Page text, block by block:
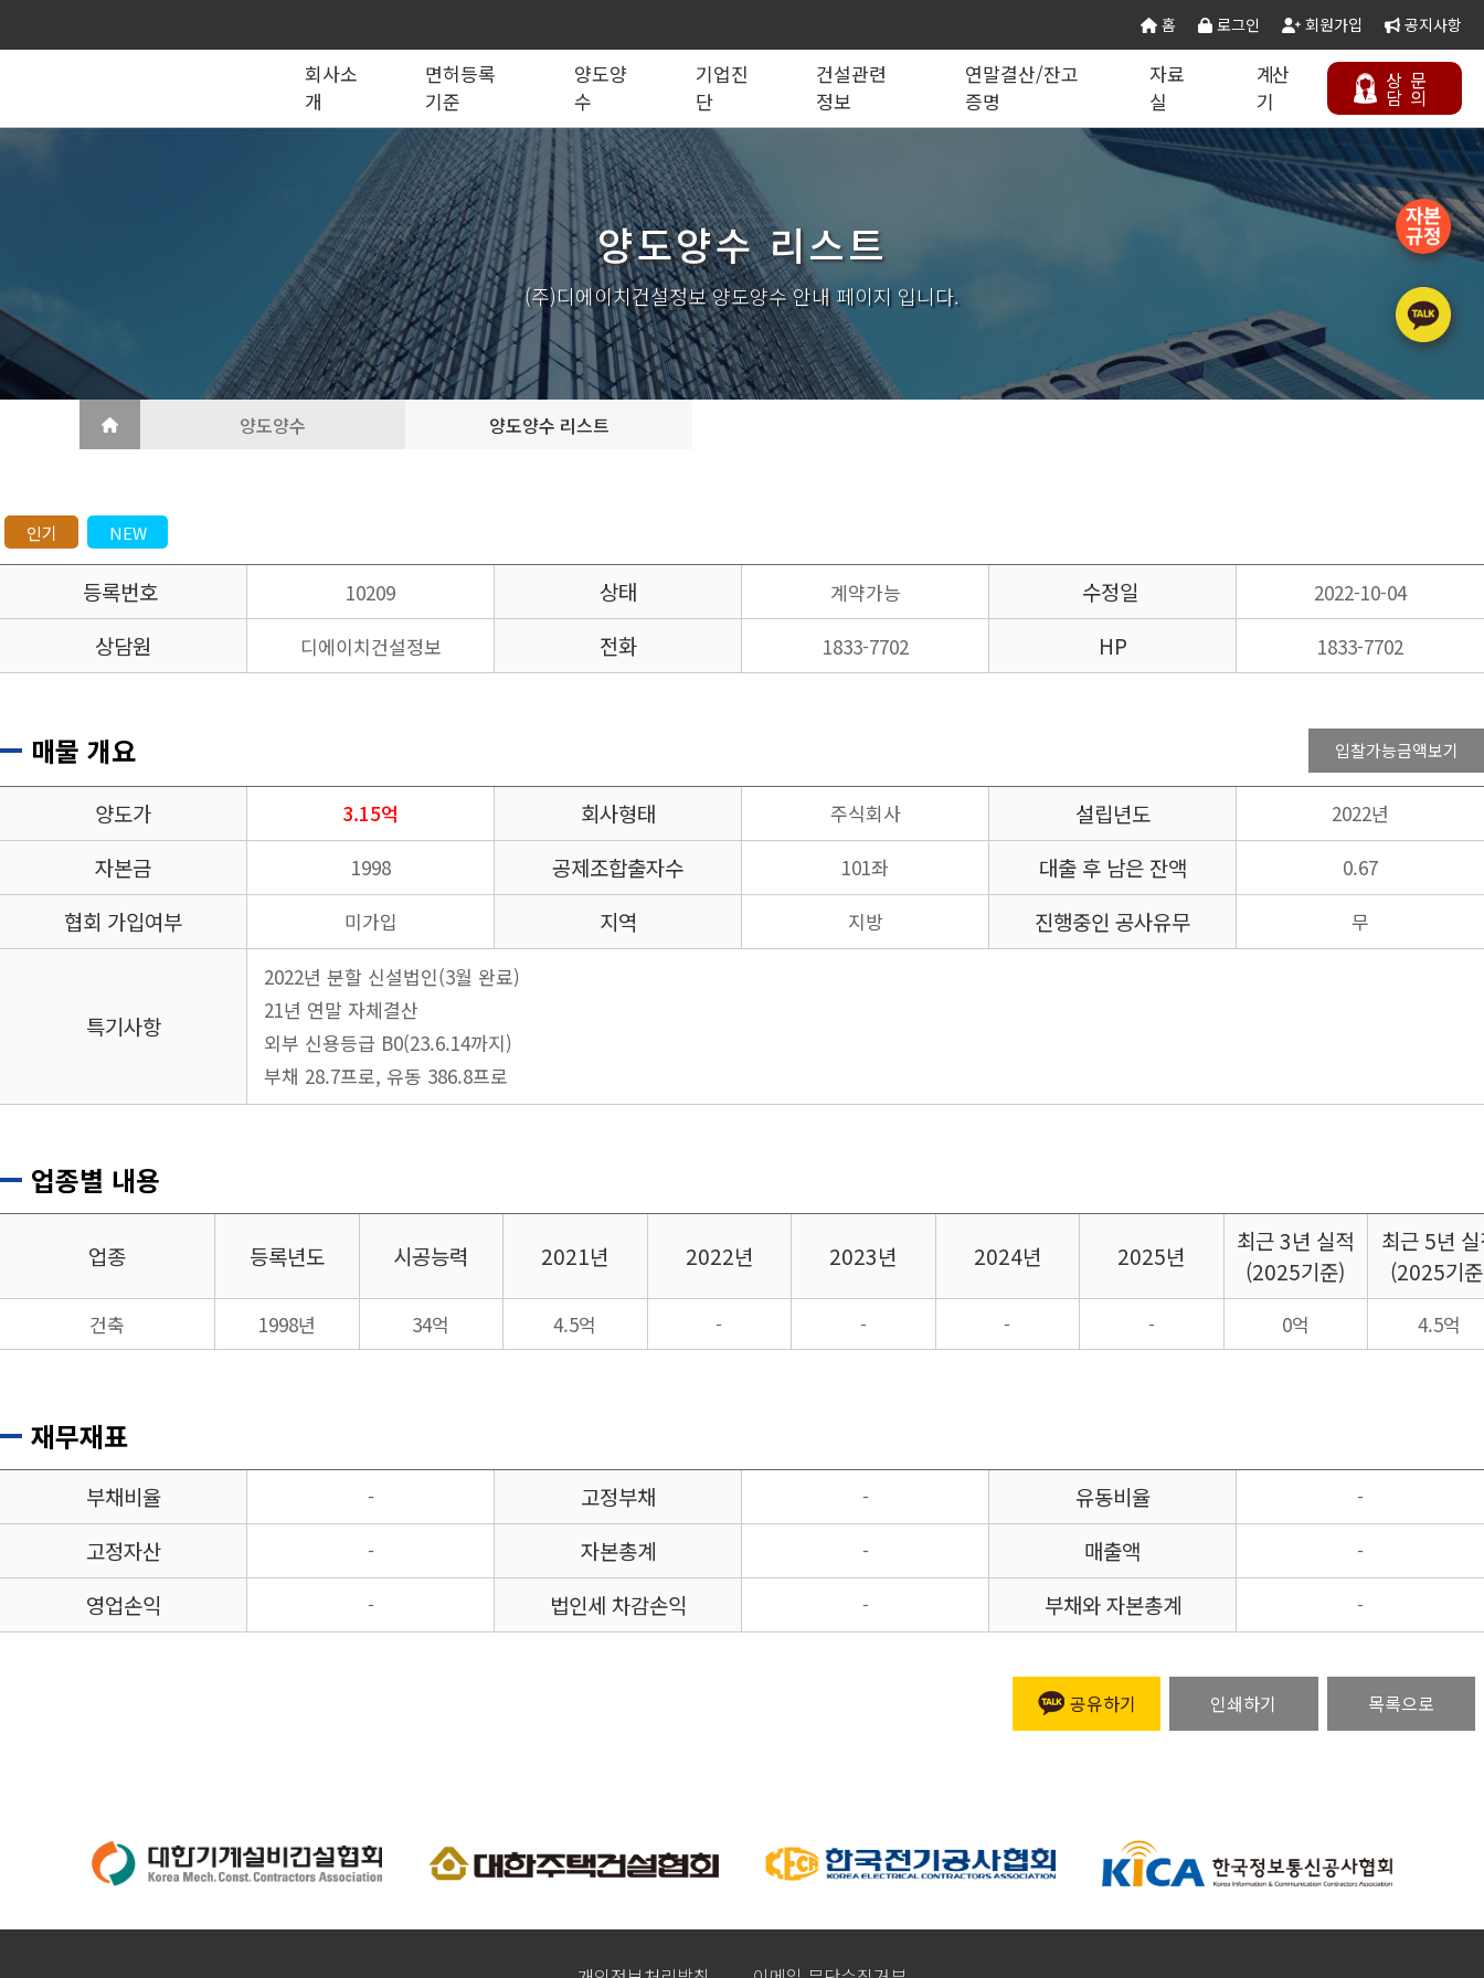
홈 로그인 회원가입 공지사항
회사소
개
면허등록
기준
양도양
수
기업진
단
건설관련
정보
연말결산/잔고
증명
자료
실
계산
기
상
담
문
의
회사소개 사업영역
전문건설업
지반조성·포장공사업
실내건축공사업
도장·습식·방수·석공사업
조경식재·시설물공사업
철근·콘크리트공사업
구조물해체·비계공사업
상·하수도설비공사업
철도·궤도공사업
철강구조물공사업
수중·준설공사업
승강기·삭도공사업
시설물유지관리업(폐지)
기계설비·가스공사업
가스·난방공사업
금속·창호·지붕
전기공사업
소방시설공사업
대지조성사업자
나무병원
산림사업법인
엔지니어링사업자
개인하수처리시설·
설계시공업
승강기유지관리업
등록절차
상담하기
양도양수 리스트
공제조합 실태조사 기재사항변경 건설컬럼
국가계약법령관계서식 건설업등록서식 건설공무서식
실질자본금 계산기
양도양수 리스트
(주)디에이치건설정보 양도양수 안내 페이지 입니다.
양도양수 양도양수 리스트
인기 NEW
등록번호 10209 상태 계약가능 수정일 2022-10-04
상담원 디에이치건설정보 전화 1833-7702 HP 1833-7702
매물 개요 입찰가능금액보기
양도가 3.15억 회사형태 주식회사 설립년도 2022년
자본금 1998 공제조합출자수 101좌 대출 후 남은 잔액 0.67
협회 가입여부 미가입 지역 지방 진행중인 공사유무 무
특기사항
2022년 분할 신설법인(3월 완료)
21년 연말 자체결산
외부 신용등급 B0(23.6.14까지)
부채 28.7프로, 유동 386.8프로
업종별 내용
업종 등록년도 시공능력 2021년 2022년 2023년 2024년 2025년
최근3년 실적
(2025기준)
최근 5년
(2025기
건축 1998년 34억 4.5억 - - - - 0억 4.5억
재무재표
부채비율 - 고정부채 - 유동비율 -
고정자산 - 자본총계 - 매출액 -
영업손익 - 법인세 차감손익 - 부채와 자본총계 -
공유하기 인쇄하기 목록으로